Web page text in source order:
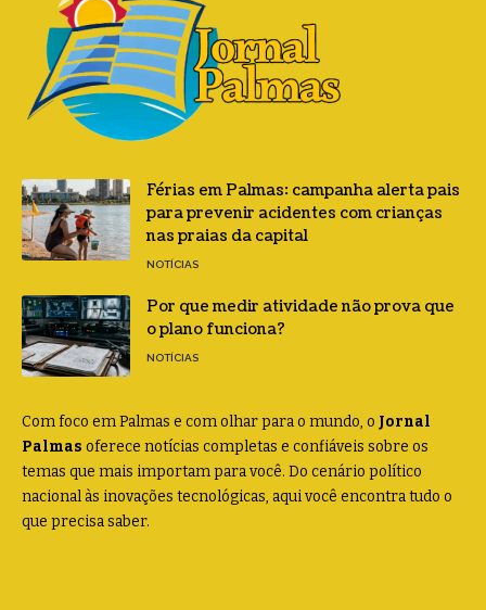
Férias em Palmas: campanha alerta pais
para prevenir acidentes com crianças
nas praias da capital
NOTÍCIAS
Por que medir atividade não prova que
o plano funciona?
NOTÍCIAS
Com foco em Palmas e com olhar para o mundo, o Jornal
Palmas oferece notícias completas e confiáveis sobre os
temas que mais importam para você. Do cenário político
nacional às inovações tecnológicas, aqui você encontra tudo o
que precisa saber.